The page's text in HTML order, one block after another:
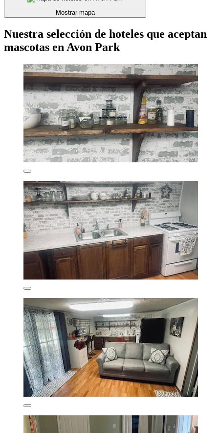
Mostrar mapa
Nuestra selección de hoteles que aceptan
mascotas en Avon Park